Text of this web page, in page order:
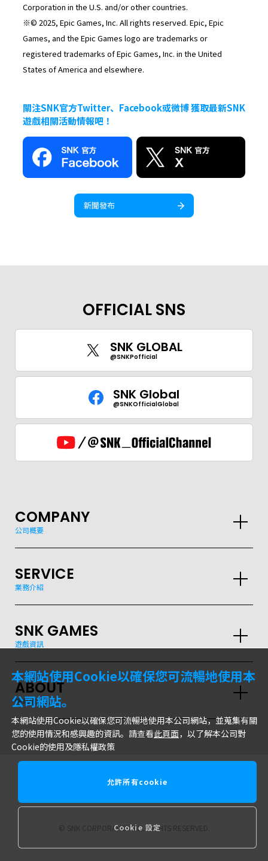
GLOBAL
Corporation in the U.S. and/or other countries.
※© 2025, Epic Games, Inc. All rights reserved. Epic, Epic
Games, and the Epic Games logo are trademarks or
registered trademarks of Epic Games, Inc. in the United
States of America and elsewhere.
關注SNK官方Twitter、Facebook或微博 獲取最新SNK
遊戲相關活動情報吧！
新聞發布
OFFICIAL SNS
SNK GLOBAL
@SNKPofficial
SNK Global
@SNKOfficialGlobal
COMPANY
公司概要
SERVICE
業務介紹
SNK GAMES
遊戲資訊
ABOUT
網站信息
© SNK CORPORATION ALL RIGHTS RESERVED.
本網站使用Cookie以確保您可流暢地使用本
公司網站。
本網站使用Cookie以確保您可流暢地使用本公司網站，並蒐集有關
您的使用情況和感興趣的資訊。請查看此頁面，以了解本公司對
Cookie的使用及隱私權政策
允許所有cookie
Cookie 設定